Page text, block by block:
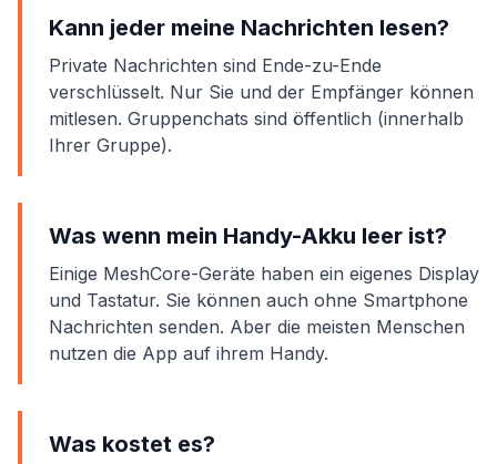
Kann jeder meine Nachrichten lesen?
Private Nachrichten sind Ende-zu-Ende
verschlüsselt. Nur Sie und der Empfänger können
mitlesen. Gruppenchats sind öffentlich (innerhalb
Ihrer Gruppe).
Was wenn mein Handy-Akku leer ist?
Einige MeshCore-Geräte haben ein eigenes Display
und Tastatur. Sie können auch ohne Smartphone
Nachrichten senden. Aber die meisten Menschen
nutzen die App auf ihrem Handy.
Was kostet es?